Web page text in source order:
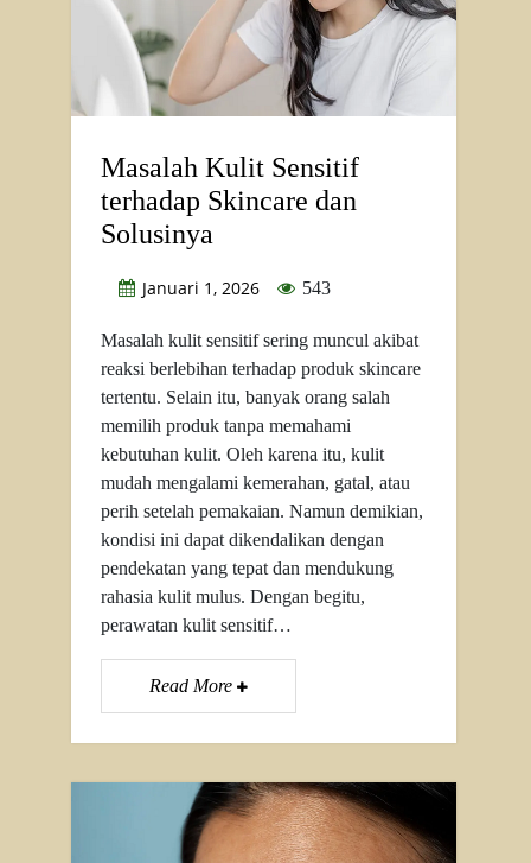
Masalah Kulit Sensitif
terhadap Skincare dan
Solusinya
Januari 1, 2026 543
Masalah kulit sensitif sering muncul akibat
reaksi berlebihan terhadap produk skincare
tertentu. Selain itu, banyak orang salah
memilih produk tanpa memahami
kebutuhan kulit. Oleh karena itu, kulit
mudah mengalami kemerahan, gatal, atau
perih setelah pemakaian. Namun demikian,
kondisi ini dapat dikendalikan dengan
pendekatan yang tepat dan mendukung
rahasia kulit mulus. Dengan begitu,
perawatan kulit sensitif…
Read More